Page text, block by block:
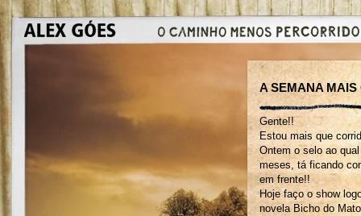
A SEMANA
Gente!!
Estou mais que
Ontem o selo ao
meses, tá ficando
em frente!!
Hoje faço o show
novela Bicho do